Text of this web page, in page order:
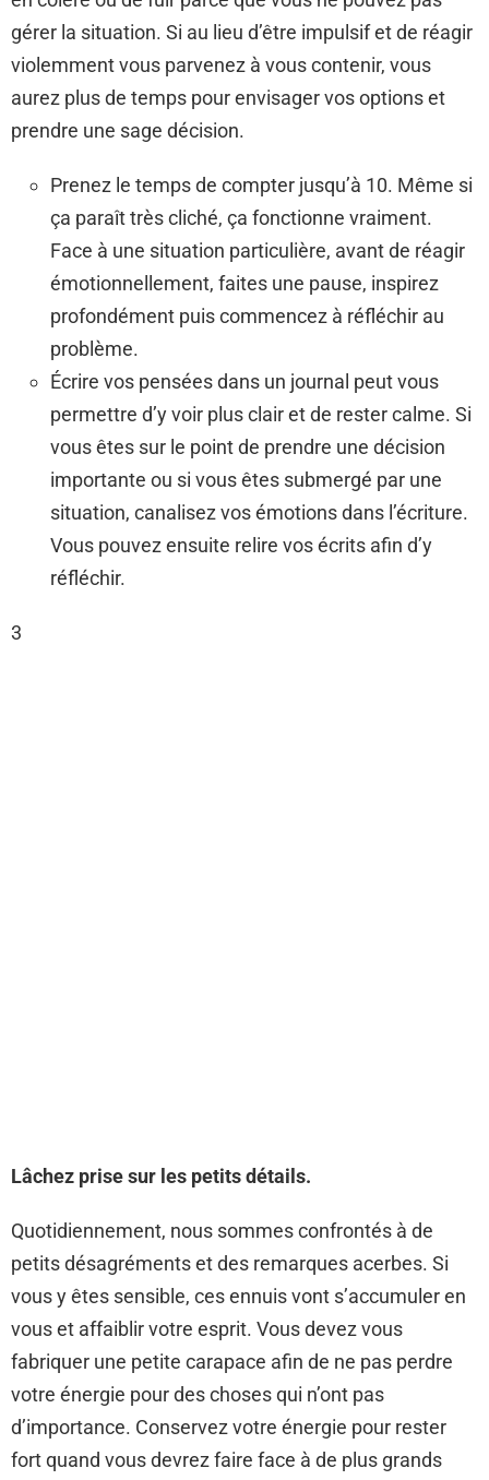
gérer la situation. Si au lieu d’être impulsif et de réagir
violemment vous parvenez à vous contenir, vous
aurez plus de temps pour envisager vos options et
prendre une sage décision.
Prenez le temps de compter jusqu’à 10. Même si
ça paraît très cliché, ça fonctionne vraiment.
Face à une situation particulière, avant de réagir
émotionnellement, faites une pause, inspirez
profondément puis commencez à réfléchir au
problème.
Écrire vos pensées dans un journal peut vous
permettre d’y voir plus clair et de rester calme. Si
vous êtes sur le point de prendre une décision
importante ou si vous êtes submergé par une
situation, canalisez vos émotions dans l’écriture.
Vous pouvez ensuite relire vos écrits afin d’y
réfléchir.
3
Lâchez prise sur les petits détails.
Quotidiennement, nous sommes confrontés à de
petits désagréments et des remarques acerbes. Si
vous y êtes sensible, ces ennuis vont s’accumuler en
vous et affaiblir votre esprit. Vous devez vous
fabriquer une petite carapace afin de ne pas perdre
votre énergie pour des choses qui n’ont pas
d’importance. Conservez votre énergie pour rester
fort quand vous devrez faire face à de plus grands